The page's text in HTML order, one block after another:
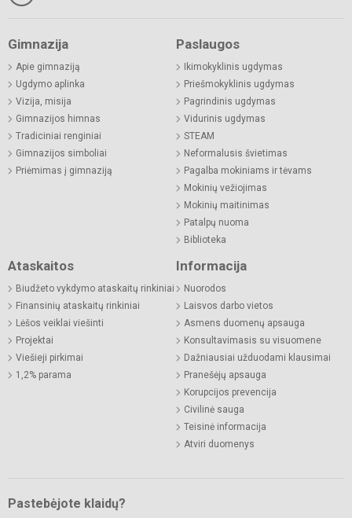
Gimnazija
Apie gimnaziją
Ugdymo aplinka
Vizija, misija
Gimnazijos himnas
Tradiciniai renginiai
Gimnazijos simboliai
Priėmimas į gimnaziją
Paslaugos
Ikimokyklinis ugdymas
Priešmokyklinis ugdymas
Pagrindinis ugdymas
Vidurinis ugdymas
STEAM
Neformalusis švietimas
Pagalba mokiniams ir tėvams
Mokinių vežiojimas
Mokinių maitinimas
Patalpų nuoma
Biblioteka
Ataskaitos
Biudžeto vykdymo ataskaitų rinkiniai
Finansinių ataskaitų rinkiniai
Lėšos veiklai viešinti
Projektai
Viešieji pirkimai
1,2% parama
Informacija
Nuorodos
Laisvos darbo vietos
Asmens duomenų apsauga
Konsultavimasis su visuomene
Dažniausiai užduodami klausimai
Pranešėjų apsauga
Korupcijos prevencija
Civilinė sauga
Teisinė informacija
Atviri duomenys
Pastebėjote klaidų?